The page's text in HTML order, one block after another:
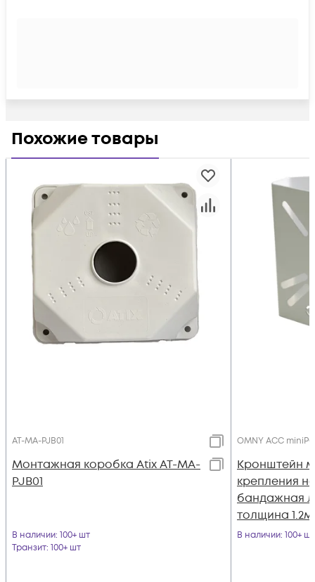
Похожие товары
AT-MA-PJB01
Монтажная коробка Atix AT-MA-
PJB01
В наличии: 100+ шт
Транзит: 100+ шт
OMNY ACC
Кронштейн
крепления
бандажная
толщина
В наличии: 100+ шт